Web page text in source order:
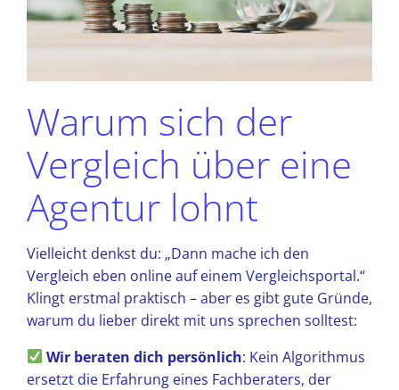
Warum sich der
Vergleich über eine
Agentur lohnt
Vielleicht denkst du: „Dann mache ich den
Vergleich eben online auf einem Vergleichsportal.“
Klingt erstmal praktisch – aber es gibt gute Gründe,
warum du lieber direkt mit uns sprechen solltest:
Wir beraten dich persönlich: Kein Algorithmus
ersetzt die Erfahrung eines Fachberaters, der